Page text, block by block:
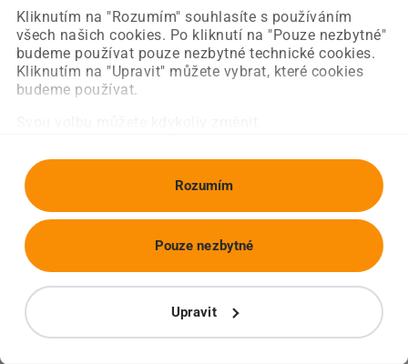
Kliknutím na "Rozumím" souhlasíte s používáním
všech našich cookies. Po kliknutí na "Pouze nezbytné"
budeme používat pouze nezbytné technické cookies.
Kliknutím na "Upravit" můžete vybrat, které cookies
budeme používat.
Rozumím
Upravit
Pouze nezbytné
Obnovit stránku Úvodní strana